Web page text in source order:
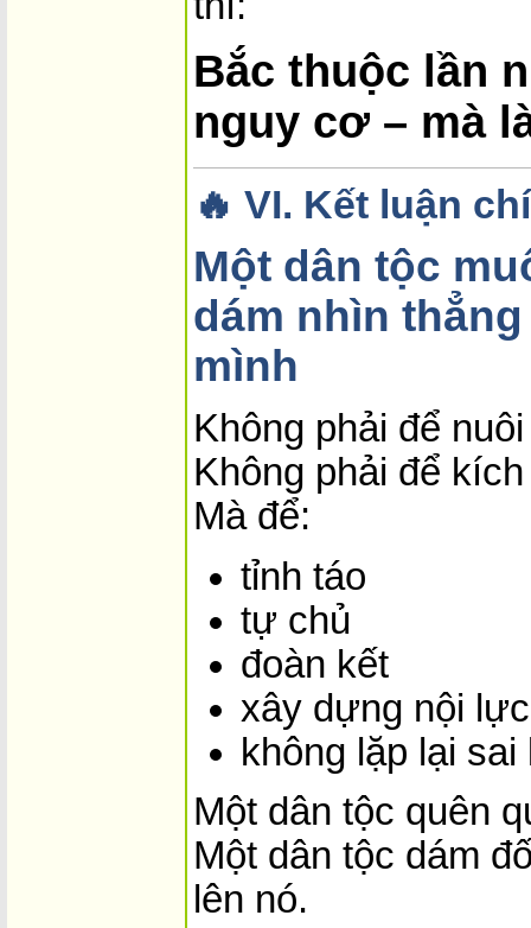
Bắc thuộc lần
nguy cơ – mà
🔥 VI. Kết luận
Một dân tộc
dám nhìn
mình
Không phải để
Không phải để
Mà để:
tỉnh táo
tự chủ
đoàn kết
xây dựng nội lực
không lặp lại sai
Một dân tộc quên
Một dân tộc dám
lên nó.